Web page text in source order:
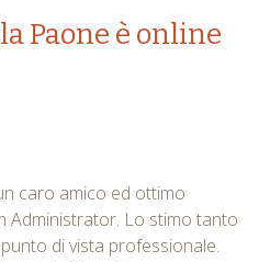
Paone è online
caro amico ed ottimo
Administrator. Lo stimo tanto
di vista professionale.